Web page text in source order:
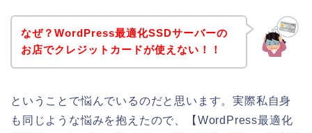
なぜ？WordPress最適化SSDサーバーの
お店でクレジットカードが使えない！！
ということで悩んでいるのだと思います。実際私自身
も同じような悩みを抱えたので、【WordPress最適化